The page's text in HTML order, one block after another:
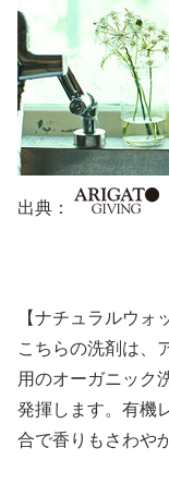
出典：
【ナチュラルウォ
こちらの洗剤は、
用のオーガニック
発揮します。有機
合で香りもさわや